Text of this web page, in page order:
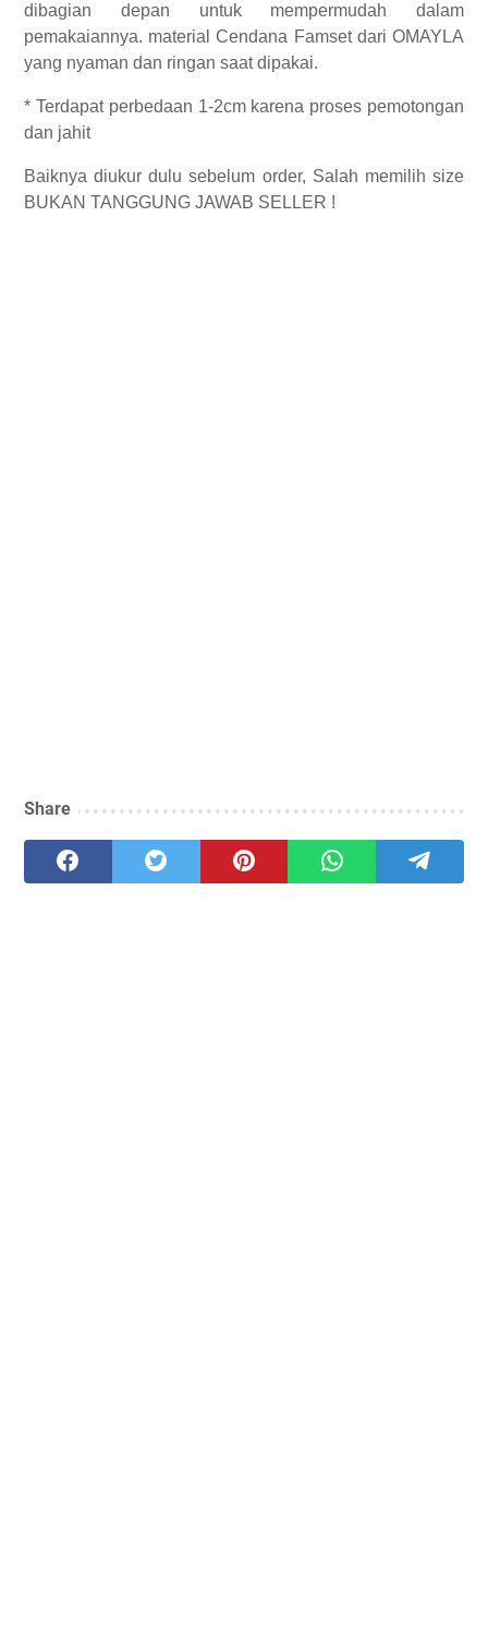
dibagian depan untuk mempermudah dalam
pemakaiannya. material Cendana Famset dari OMAYLA
yang nyaman dan ringan saat dipakai.
* Terdapat perbedaan 1-2cm karena proses pemotongan
dan jahit
Baiknya diukur dulu sebelum order, Salah memilih size
BUKAN TANGGUNG JAWAB SELLER !
Share